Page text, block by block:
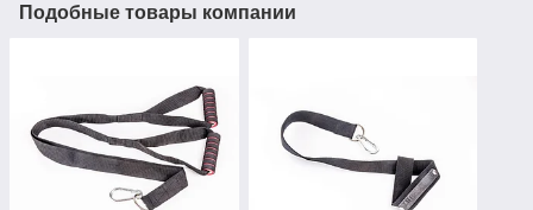
Подобные товары компании